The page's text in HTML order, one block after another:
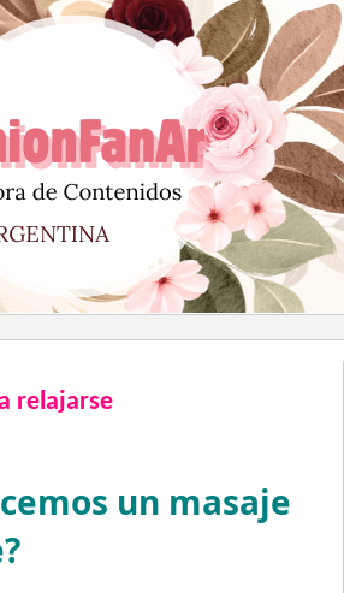
relajarse
un masaje